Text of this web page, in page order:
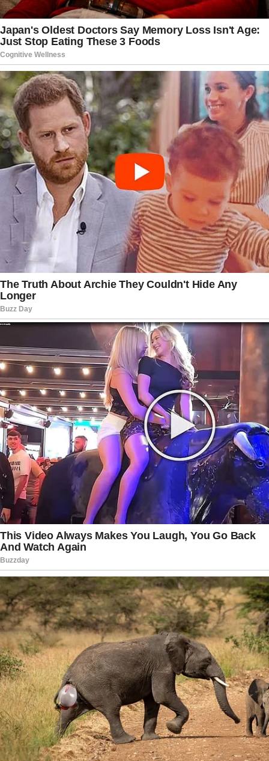
cada oportunidade.
Nos últimos dias de vida, Tiago permaneceu
internado, mas continuou transmitindo
mensagens de esperança. No domingo, dia 5,
publicou um vídeo diretamente do hospital. Com
voz tranquila, afirmou que estava em paz,
agradeceu pelo carinho recebido e disse
acreditar que havia tido uma vida boa. A
gravação rapidamente alcançou milhares de
pessoas e foi compartilhada por usuários que
destacaram sua coragem e sua forma positiva de
enfrentar um período tão delicado.
A trajetória de Tiago também despertou
conversas importantes sobre o câncer de
estômago. Especialistas reforçam que sintomas
persistentes, como dores abdominais, perda de
peso sem explicação, dificuldade para se
alimentar e alterações digestivas, merecem
avaliação médica. O diagnóstico precoce
continua sendo um dos fatores mais importantes
para ampliar as possibilidades de tratamento.
Mais do que uma despedida diferente, Tiago
Martins Pitthan deixou uma reflexão sobre a
importância de valorizar o presente. Sua história
mostra que, mesmo diante de grandes desafios,
ainda é possível criar lembranças, fortalecer
laços e encontrar motivos para celebrar a vida
ao lado das pessoas que realmente fazem
diferença.